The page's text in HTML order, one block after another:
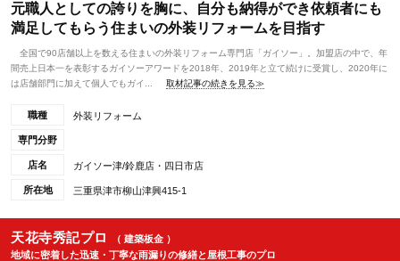
元職人としての誇りを胸に、自分も納得ができ依頼者にも
満足してもらう住まいの外装リフォームを目指す
全国で90店舗以上を数える住まいの外装リフォーム専門店「ガイソー」。加盟店の中で、年
間売上日本一を表彰するガイソーアワードを2018年、2019年と立て続けに受賞し、2020年に
は店舗部門に加えて個人でもガイ...
取材記事の続きを見る≫
職種 外装リフォーム
専門分野
店名 ガイソー津/鈴鹿店・四日市店
所在地 三重県津市柳山津興415-1
天花寺秀記プロ
（ 建築板金 ）
地域に密着した迅速・丁寧な雨漏りの修繕と屋根工事のプロ